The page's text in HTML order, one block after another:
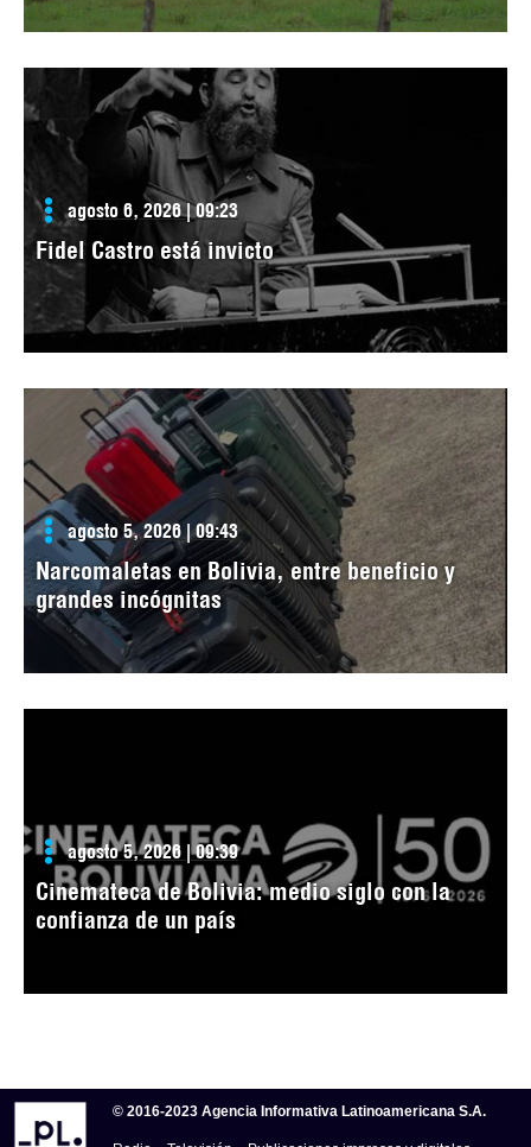
agosto 6, 2026 | 09:23
Fidel Castro está invicto
agosto 5, 2026 | 09:43
Narcomaletas en Bolivia, entre beneficio y
grandes incógnitas
agosto 5, 2026 | 09:39
Cinemateca de Bolivia: medio siglo con la
confianza de un país
© 2016-2023 Agencia Informativa Latinoamericana S.A.